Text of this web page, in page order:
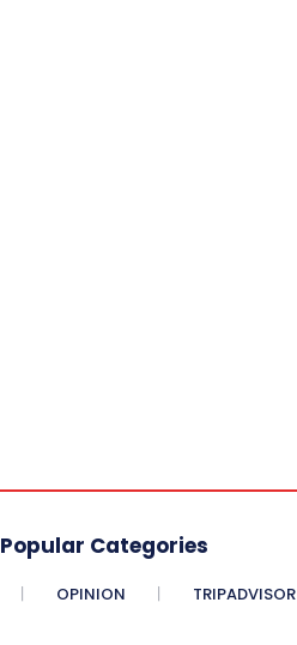
Popular Categories
OPINION TRIPADVISOR